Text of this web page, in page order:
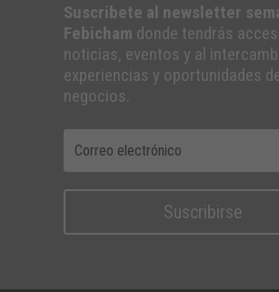
Suscribete al newsletter
Febicham donde tendrás
noticias, eventos y al
experiencias y oportunidades
negocios.
Suscribirse